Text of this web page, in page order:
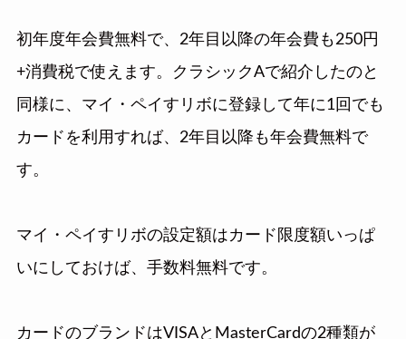
初年度年会費無料で、2年目以降の年会費も250円
+消費税で使えます。クラシックAで紹介したのと
同様に、マイ・ペイすリボに登録して年に1回でも
カードを利用すれば、2年目以降も年会費無料で
す。
マイ・ペイすリボの設定額はカード限度額いっぱ
いにしておけば、手数料無料です。
カードのブランドはVISAとMasterCardの2種類が